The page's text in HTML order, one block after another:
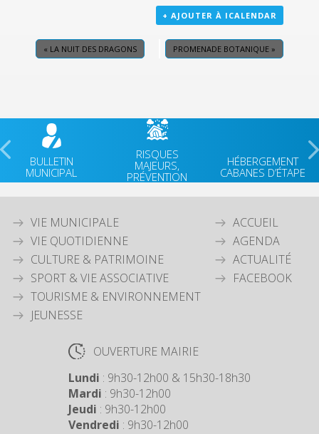
+ AJOUTER À ICALENDAR
« LA NUIT DES DRAGONS PROMENADE BOTANIQUE »
BULLETIN
MUNICIPAL
RISQUES
MAJEURS,
PRÉVENTION
HÉBERGEMENT
CABANES D’ÉTAPE
VIE MUNICIPALE
VIE QUOTIDIENNE
CULTURE & PATRIMOINE
SPORT & VIE ASSOCIATIVE
TOURISME & ENVIRONNEMENT
JEUNESSE
ACCUEIL
AGENDA
ACTUALITÉ
FACEBOOK
OUVERTURE MAIRIE
Lundi : 9h30-12h00 & 15h30-18h30
Mardi : 9h30-12h00
Jeudi : 9h30-12h00
Vendredi : 9h30-12h00